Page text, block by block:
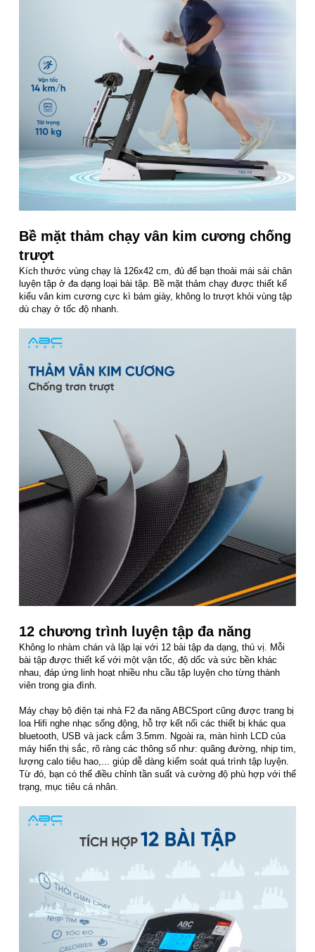
Bề mặt thảm chạy vân kim cương chống
trượt
Kích thước vùng chạy là 126x42 cm, đủ để bạn thoải mái sải chân
luyện tập ở đa dạng loại bài tập. Bề mặt thảm chạy được thiết kế
kiểu vân kim cương cực kì bám giày, không lo trượt khỏi vùng tập
dù chạy ở tốc độ nhanh.
12 chương trình luyện tập đa năng
Không lo nhàm chán và lặp lại với 12 bài tập đa dạng, thú vị. Mỗi
bài tập được thiết kế với một vận tốc, độ dốc và sức bền khác
nhau, đáp ứng linh hoạt nhiều nhu cầu tập luyện cho từng thành
viên trong gia đình.
Máy chạy bộ điện tại nhà F2 đa năng ABCSport cũng được trang bị
loa Hifi nghe nhạc sống động, hỗ trợ kết nối các thiết bị khác qua
bluetooth, USB và jack cắm 3.5mm. Ngoài ra, màn hình LCD của
máy hiển thị sắc, rõ ràng các thông số như: quãng đường, nhịp tim,
lượng calo tiêu hao,... giúp dễ dàng kiểm soát quá trình tập luyện.
Từ đó, bạn có thể điều chỉnh tần suất và cường độ phù hợp với thể
trạng, mục tiêu cá nhân.